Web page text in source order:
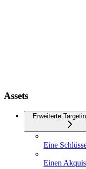
Assets
Erweiterte
Eine
Einen